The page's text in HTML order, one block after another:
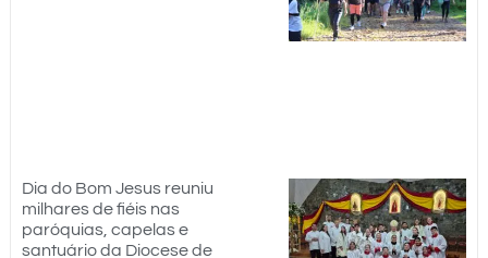
Dia do Bom Jesus reuniu
milhares de fiéis nas
paróquias, capelas e
santuário da Diocese de